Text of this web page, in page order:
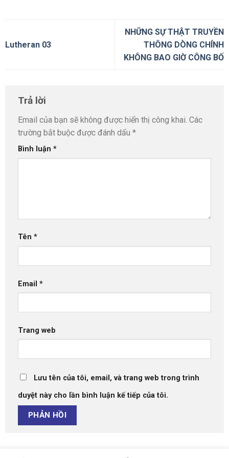
Lutheran 03
NHỮNG SỰ THẬT TRUYỀN
THÔNG DÒNG CHÍNH
KHÔNG BAO GIỜ CÔNG BỐ
Trả lời
Email của bạn sẽ không được hiển thị công khai. Các
trường bắt buộc được đánh dấu *
Bình luận *
Tên *
Email *
Trang web
Lưu tên của tôi, email, và trang web trong trình
duyệt này cho lần bình luận kế tiếp của tôi.